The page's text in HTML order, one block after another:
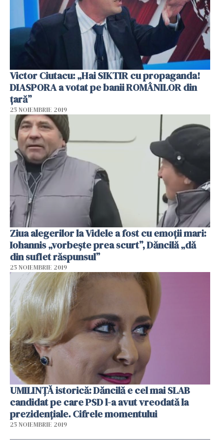
Victor Ciutacu: „Hai SIKTIR cu propaganda!
DIASPORA a votat pe banii ROMÂNILOR din
țară”
25 NOIEMBRIE 2019
Ziua alegerilor la Videle a fost cu emoţii mari:
Iohannis „vorbește prea scurt”, Dăncilă „dă
din suflet răspunsul”
25 NOIEMBRIE 2019
UMILINȚĂ istorică: Dăncilă e cel mai SLAB
candidat pe care PSD l-a avut vreodată la
prezidențiale. Cifrele momentului
25 NOIEMBRIE 2019